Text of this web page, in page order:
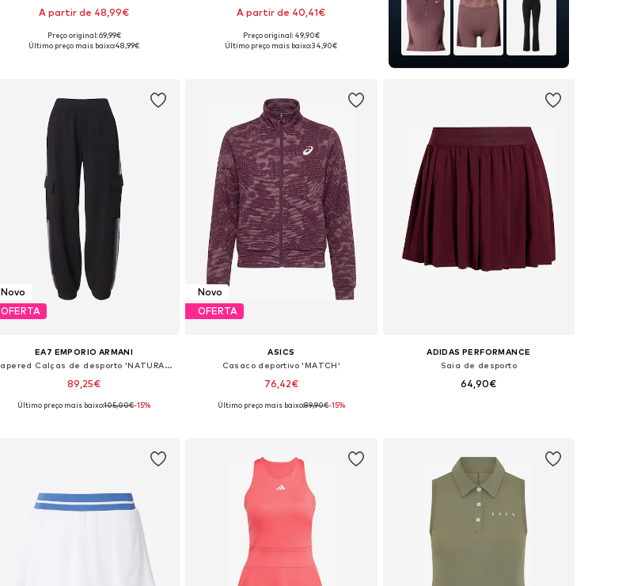
A partir de 48,99€
Tamanhos disponíveis: 36, 38, 40, 42, 44
Preço original: 69,99€
Último preço mais baixo:48,99€
A partir de 40,41€
Disponível em vários tamanhos
Preço original: 49,90€
Último preço mais baixo:34,90€
Novo
OFERTA
EA7 EMPORIO ARMANI
Tapered Calças de desporto 'NATURAL VENTUS7'
89,25€
Tamanhos disponíveis: XS, S, M, L, XL
Último preço mais baixo:105,00€-15%
Novo
OFERTA
ASICS
Casaco deportivo 'MATCH'
76,42€
Tamanhos disponíveis: XS, S, M, L
Último preço mais baixo:89,90€-15%
ADIDAS PERFORMANCE
Saia de desporto
64,90€